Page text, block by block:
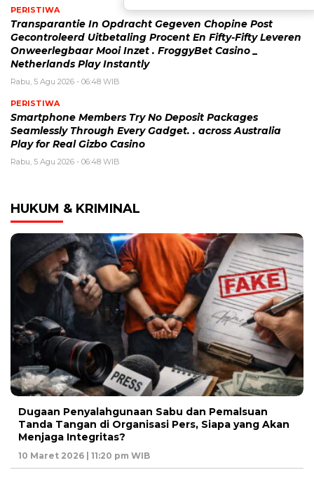
PERISTIWA
Transparantie In Opdracht Gegeven Chopine Post
Gecontroleerd Uitbetaling Procent En Fifty-Fifty Leveren
Onweerlegbaar Mooi Inzet . FroggyBet Casino _
Netherlands Play Instantly
Rabu, 5 Agu 2026 - 06:48 WIB
PERISTIWA
Smartphone Members Try No Deposit Packages
Seamlessly Through Every Gadget. . across Australia
Play for Real Gizbo Casino
Rabu, 5 Agu 2026 - 06:48 WIB
HUKUM & KRIMINAL
Dugaan Penyalahgunaan Sabu dan Pemalsuan
Tanda Tangan di Organisasi Pers, Siapa yang Akan
Menjaga Integritas?
10 Maret 2026 | 11:20 pm WIB